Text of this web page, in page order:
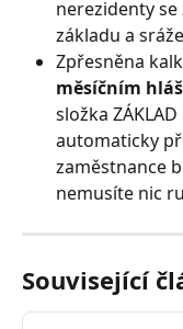
nerezidenty
základu a
Zpřesněna
měsíčním
složka ZÁKLAD
automaticky
zaměstnance
nemusíte nic
Související